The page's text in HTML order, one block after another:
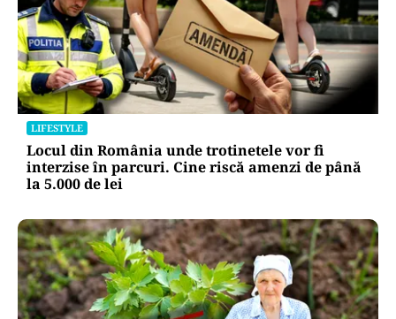
LIFESTYLE
Locul din România unde trotinetele vor fi
interzise în parcuri. Cine riscă amenzi de până
la 5.000 de lei